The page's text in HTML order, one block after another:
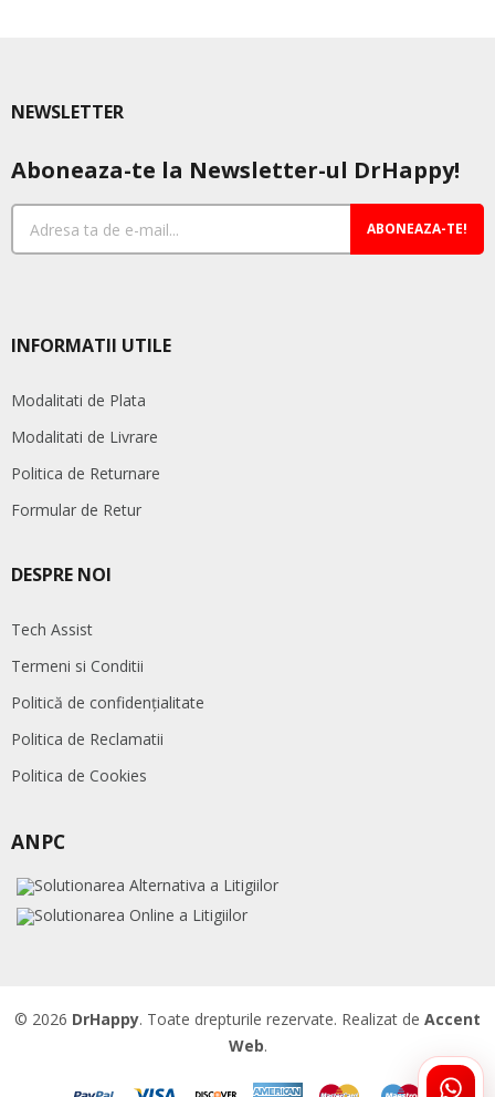
NEWSLETTER
Aboneaza-te la Newsletter-ul DrHappy!
ABONEAZA-TE!
INFORMATII UTILE
Modalitati de Plata
Modalitati de Livrare
Politica de Returnare
Formular de Retur
DESPRE NOI
Tech Assist
Termeni si Conditii
Politică de confidențialitate
Politica de Reclamatii
Politica de Cookies
ANPC
© 2026 DrHappy. Toate drepturile rezervate. Realizat de Accent
Web.